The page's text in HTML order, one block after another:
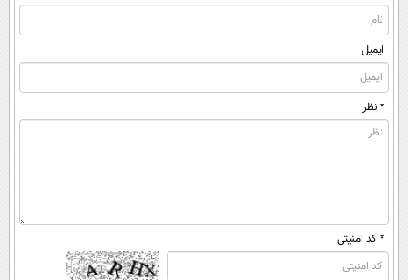
ایمیل
* نظر
* کد امنیتی